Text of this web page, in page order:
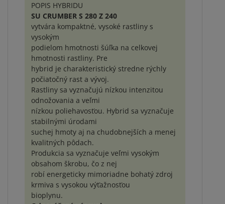
POPIS HYBRIDU
SU CRUMBER S 280 Z 240
vytvára kompaktné, vysoké rastliny s
vysokým
podielom hmotnosti šúľka na celkovej
hmotnosti rastliny. Pre
hybrid je charakteristický stredne rýchly
počiatočný rast a vývoj.
Rastliny sa vyznačujú nízkou intenzitou
odnožovania a veľmi
nízkou poliehavosťou. Hybrid sa vyznačuje
stabilnými úrodami
suchej hmoty aj na chudobnejších a menej
kvalitných pôdach.
Produkcia sa vyznačuje veľmi vysokým
obsahom škrobu, čo z nej
robí energeticky mimoriadne bohatý zdroj
krmiva s vysokou výťažnosťou
bioplynu.